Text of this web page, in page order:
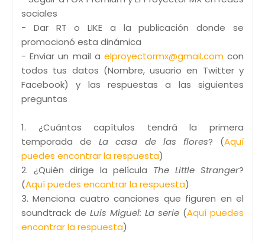
sociales
- Dar RT o LIKE a la publicación donde se
promocionó esta dinámica
- Enviar un mail a elproyectormx@gmail.comcon
todos tus datos (Nombre, usuario en Twitter y
Facebook) y las respuestas a las siguientes
preguntas
1. ¿Cuántos capítulos tendrá la primera
temporada deLa casa de las flores? (Aquí
puedes encontrar la respuesta)
2. ¿Quién dirige la película The Little Stranger?
(Aquí puedes encontrar la respuesta)
3. Menciona cuatro canciones que figuren en el
soundtrack de Luis Miguel: La serie (Aquí puedes
encontrar la respuesta)